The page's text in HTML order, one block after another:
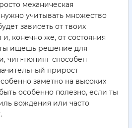
механическая
учитывать множество
зависеть от твоих
конечно же, от состояния
ищешь решение для
чип-тюнинг способен
прирост
заметно на высоких
особенно полезно, если ты
вождения или часто